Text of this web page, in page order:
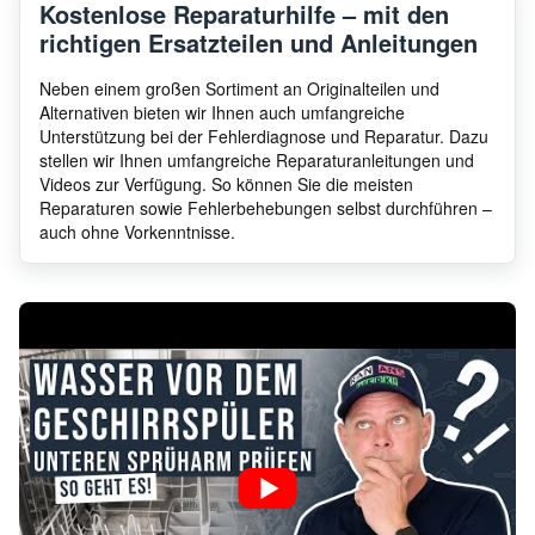
Öko Favorit Silence
AEG FAV4270 I M
AEG FSE62800P
AEG FSE62700P
Kostenlose Reparaturhilfe – mit den
richtigen Ersatzteilen und Anleitungen
Neben einem großen Sortiment an Originalteilen und
Alternativen bieten wir Ihnen auch umfangreiche
Unterstützung bei der Fehlerdiagnose und Reparatur. Dazu
stellen wir Ihnen umfangreiche Reparaturanleitungen und
Videos zur Verfügung. So können Sie die meisten
Reparaturen sowie Fehlerbehebungen selbst durchführen –
auch ohne Vorkenntnisse.